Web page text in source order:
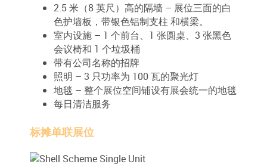
2.5 米（8 英尺）高的隔墙 – 展位三面的白
色护墙板，带银色铝制支柱 和横梁。
室内设施 – 1 个前台、1 张圆桌、3 张黑色
会议椅和 1 个垃圾桶
带有公司名称的招牌
照明 – 3 只功率为 100 瓦的聚光灯
地毯 – 整个展位空间铺设有展会统一的地毯
每日清洁服务
标摊单联展位